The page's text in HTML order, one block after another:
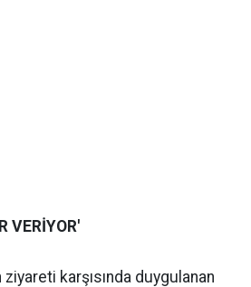
VERİYOR'
karşısında duygulanan